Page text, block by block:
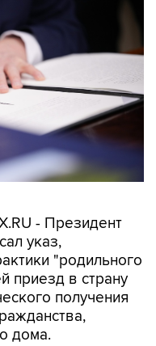
- Президент
указ,
"родильного
приезд в страну
получения
дома.